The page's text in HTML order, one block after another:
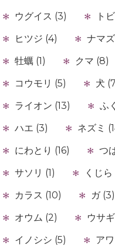
ウグイス (3)
ト
ヒツジ (4)
ナマ
牡蠣 (1)
クマ (8)
コウモリ (5)
犬
ライオン (13)
ふ
ハエ (3)
ネズミ
にわとり (16)
つ
サソリ (1)
くじら
カラス (10)
ガ (3)
オウム (2)
ウサギ
イノシシ (5)
ア